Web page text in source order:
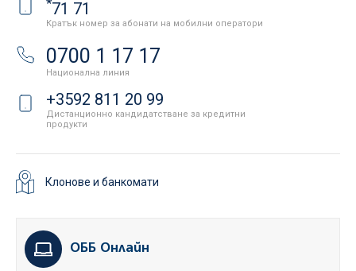
*71 71
Кратък номер за абонати на мобилни оператори
0700 1 17 17
Национална линия
+3592 811 20 99
Дистанционно кандидатстване за кредитни
продукти
Клонове и банкомати
ОББ Онлайн